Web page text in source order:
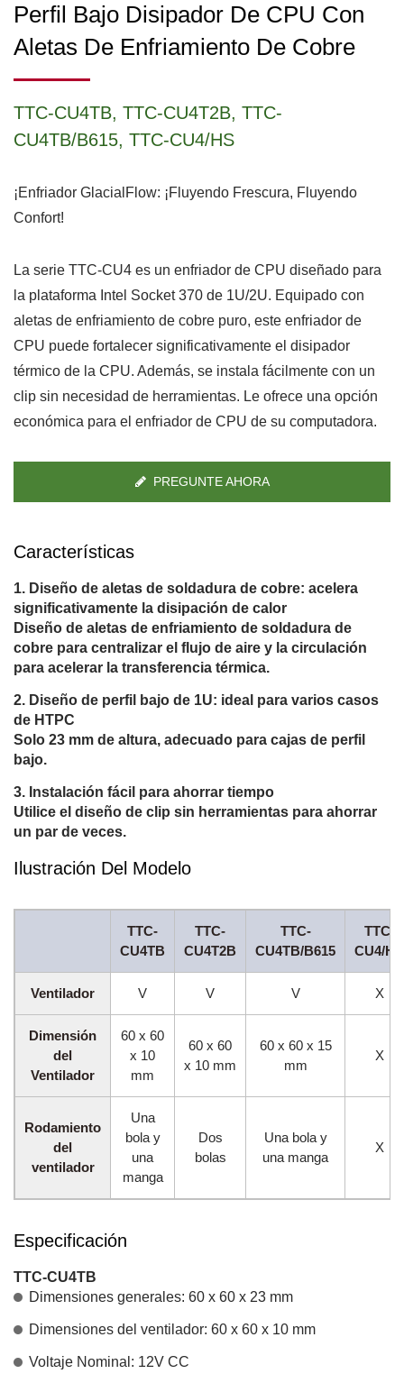
Perfil Bajo Disipador De CPU Con
Aletas De Enfriamiento De Cobre
TTC-CU4TB, TTC-CU4T2B, TTC-
CU4TB/B615, TTC-CU4/HS
¡Enfriador GlacialFlow: ¡Fluyendo Frescura, Fluyendo
Confort!
La serie TTC-CU4 es un enfriador de CPU diseñado para
la plataforma Intel Socket 370 de 1U/2U. Equipado con
aletas de enfriamiento de cobre puro, este enfriador de
CPU puede fortalecer significativamente el disipador
térmico de la CPU. Además, se instala fácilmente con un
clip sin necesidad de herramientas. Le ofrece una opción
económica para el enfriador de CPU de su computadora.
PREGUNTE AHORA
Características
Diseño de aletas de soldadura de cobre: acelera
significativamente la disipación de calor
Diseño de aletas de enfriamiento de soldadura de
cobre para centralizar el flujo de aire y la circulación
para acelerar la transferencia térmica.
Diseño de perfil bajo de 1U: ideal para varios casos
de HTPC
Solo 23 mm de altura, adecuado para cajas de perfil
bajo.
Instalación fácil para ahorrar tiempo
Utilice el diseño de clip sin herramientas para ahorrar
un par de veces.
Ilustración Del Modelo
TTC-
CU4TB
TTC-
CU4T2B
TTC-
CU4TB/B615
TTC-
CU4/HS
Ventilador V V V X
Dimensión
del
Ventilador
60 x 60
x 10
mm
60 x 60
x 10 mm
60 x 60 x 15
mm
X
Rodamiento
del
ventilador
Una
bola y
una
manga
Dos
bolas
Una bola y
una manga
X
Especificación
TTC-CU4TB
Dimensiones generales: 60 x 60 x 23 mm
Dimensiones del ventilador: 60 x 60 x 10 mm
Voltaje Nominal: 12V CC